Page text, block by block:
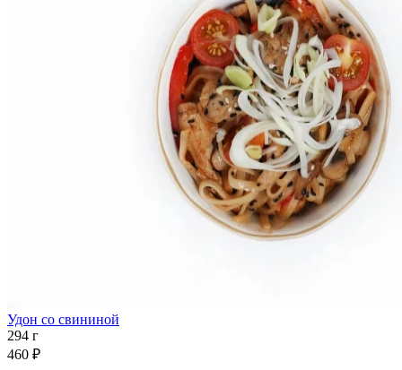
Удон со свининой
294 г
460 ₽